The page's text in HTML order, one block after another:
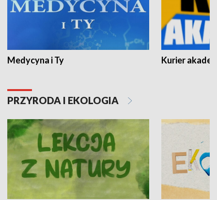
Medycyna i Ty Kurier
PRZYRODA I EKOLOGIA